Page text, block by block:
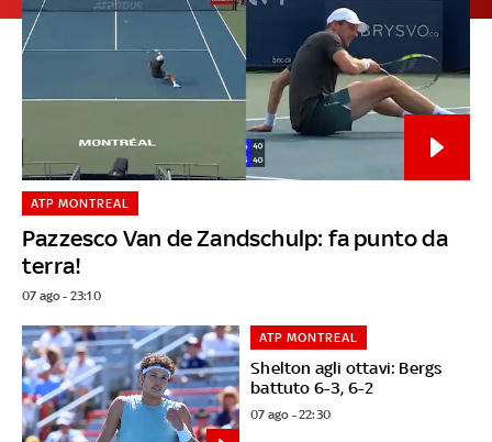
Pazzesco Van de Zandschulp: fa punto da
terra!
ATP MONTREAL
07 ago - 23:10
Shelton agli ottavi: Bergs
battuto 6-3, 6-2
ATP MONTREAL
07 ago - 22:30